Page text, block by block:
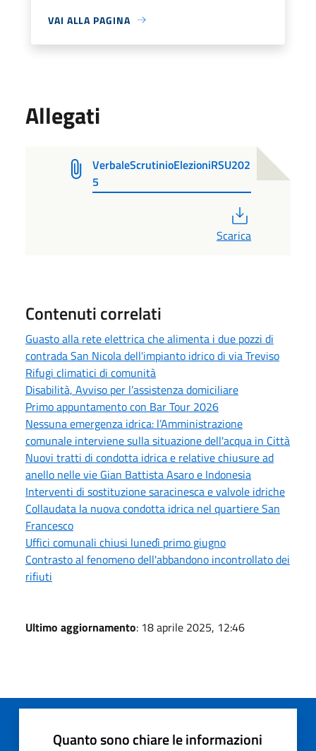
VAI ALLA PAGINA
Allegati
VerbaleScrutinioElezioniRSU202
5
Scarica
Contenuti correlati
Guasto alla rete elettrica che alimenta i due pozzi di
contrada San Nicola dell'impianto idrico di via Treviso
Rifugi climatici di comunità
Disabilità, Avviso per l’assistenza domiciliare
Primo appuntamento con Bar Tour 2026
Nessuna emergenza idrica: l’Amministrazione
comunale interviene sulla situazione dell'acqua in Città
Nuovi tratti di condotta idrica e relative chiusure ad
anello nelle vie Gian Battista Asaro e Indonesia
Interventi di sostituzione saracinesca e valvole idriche
Collaudata la nuova condotta idrica nel quartiere San
Francesco
Uffici comunali chiusi lunedì primo giugno
Contrasto al fenomeno dell'abbandono incontrollato dei
rifiuti
Ultimo aggiornamento: 18 aprile 2025, 12:46
Quanto sono chiare le informazioni